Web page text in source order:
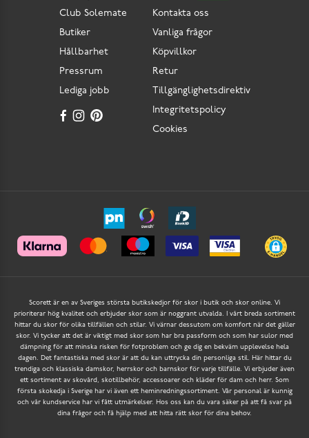
Kontakta oss
Vanliga frågor
Köpvillkor
Retur
Tillgänglighetsdirektiv
Integritetspolicy
Cookies
Club Solemate
Butiker
Hållbarhet
Pressrum
Lediga jobb
Scorett är en av Sveriges största butikskedjor för skor i butik och skor online. Vi
prioriterar hög kvalitet och erbjuder skor som är noggrant utvalda. I vårt breda sortiment
hittar du skor för olika tillfällen och stilar. Vi värnar dessutom om komfort när det gäller
skor. Vi tycker att det är viktigt med skor som har bra passform och som har sulor med
dämpning för att minska risken för fotproblem och ge dig en bekväm upplevelse hela
dagen. Det fantastiska med skor är att du kan uttrycka din personliga stil. Här hittar du
trendiga och klassiska damskor, herrskor och barnskor för varje tillfälle. Vi erbjuder även
ett sortiment av skovård, skotillbehör, accessoarer och kläder för dam och herr. Som
första skokedja i Sverige har vi även ett heminredningssortiment. Vår personal är kunnig
och vår kundservice har vi fått utmärkelser. Hos oss kan du vara säker på att få svar på
dina frågor och få hjälp med att hitta rätt skor för dina behov.